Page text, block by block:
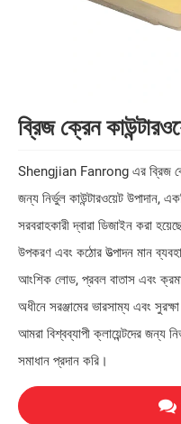
ব্রিজ ক্রেন
Shengjian Fanrong এর ব্রিজ
জন্য নির্ভুল কাউন্টারওয়েট উপাদান,
সরবরাহকারী দ্বারা ডিজাইন করা
উপকরণ এবং কঠোর উত্পাদন মান
আংশিক লোড, প্রবল বাতাস এবং
অধীনে সরঞ্জামের ভারসাম্য এবং
আমরা বিশ্বব্যাপী ক্লায়েন্টদের জন্য
সমাধান প্রদান করি।